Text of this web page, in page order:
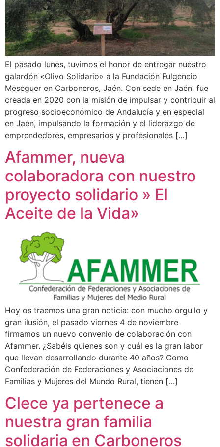
El pasado lunes, tuvimos el honor de entregar nuestro
galardón «Olivo Solidario» a la Fundación Fulgencio
Meseguer en Carboneros, Jaén. Con sede en Jaén, fue
creada en 2020 con la misión de impulsar y contribuir al
progreso socioeconómico de Andalucía y en especial
en Jaén, impulsando la formación y el liderazgo de
emprendedores, empresarios y profesionales […]
Afammer, nueva
colaboradora con nuestro
proyecto solidario » El
Aceite de la Vida»
Hoy os traemos una gran noticia: con mucho orgullo y
gran ilusión, el pasado viernes 4 de noviembre
firmamos un nuevo convenio de colaboración con
Afammer. ¿Sabéis quienes son y cuál es la gran labor
que llevan desarrollando durante 40 años? Como
Confederación de Federaciones y Asociaciones de
Familias y Mujeres del Mundo Rural, tienen […]
Clece ya pertenece a
nuestra gran familia
solidaria en Carboneros